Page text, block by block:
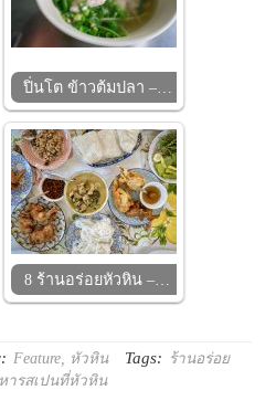
ปิ่นโต ข้าวต้มปลา –…
8 ร้านอร่อยหัวหิน –…
Feature, หัวหิน Tags: ร้านอร่อย
ารสเปนที่หัวหิน